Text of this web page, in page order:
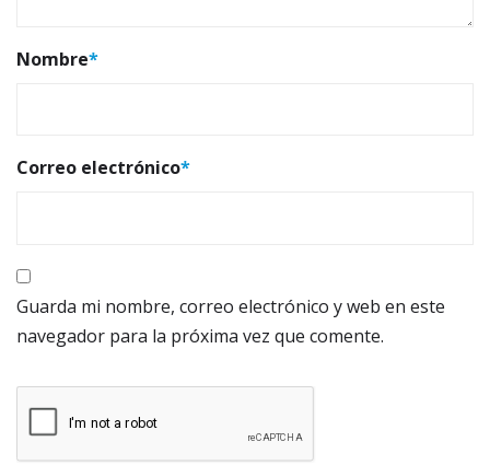
Nombre*
Correo electrónico*
Guarda mi nombre, correo electrónico y web en este
navegador para la próxima vez que comente.